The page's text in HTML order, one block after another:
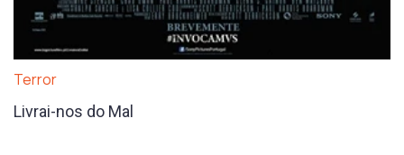
Terror
Livrai-nos do Mal